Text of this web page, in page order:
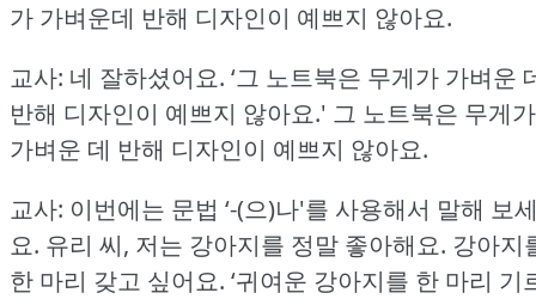
가 가벼운데 반해 디자인이 예쁘지 않아요.
교사: 네 잘하셨어요. ‘그 노트북은 무게가 가벼운
반해 디자인이 예쁘지 않아요.' 그 노트북은 무게가
가벼운 데 반해 디자인이 예쁘지 않아요.
교사: 이번에는 문법 ‘-(으)나'를 사용해서 말해 보
요. 유리 씨, 저는 강아지를 정말 좋아해요. 강아지
한 마리 갖고 싶어요. ‘귀여운 강아지를 한 마리 기